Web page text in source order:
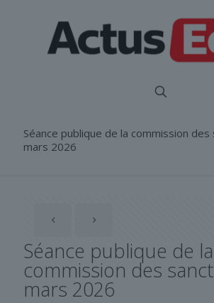
Séance publique de la commission des
mars 2026
Séance publique de la
commission des
mars 2026